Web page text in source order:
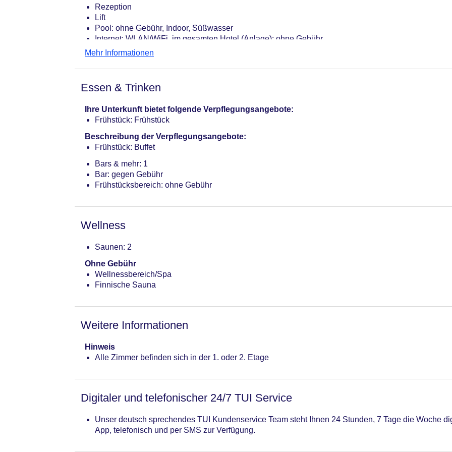
Rezeption
Lift
Pool: ohne Gebühr, Indoor, Süßwasser
Internet: WLAN/WiFi, im gesamten Hotel (Anlage): ohne Gebühr
Zahlungsarten: TUI Card / VISA, MasterCard, American Express, EC Karte/Maestro
Parkmöglichkeiten: Parkplatz (nach Verfügbarkeit), unbewacht: Barzahlung, pro Nacht ca. 10.00
Gebäudeanzahl: 1, Etagen: 5, Zimmer: 45
Mehr Informationen
Essen & Trinken
Ihre Unterkunft bietet folgende Verpflegungsangebote:
Frühstück: Frühstück
Beschreibung der Verpflegungsangebote:
Frühstück: Buffet
Bars & mehr: 1
Bar: gegen Gebühr
Frühstücksbereich: ohne Gebühr
Wellness
Saunen: 2
Ohne Gebühr
Wellnessbereich/Spa
Finnische Sauna
Weitere Informationen
Hinweis
Alle Zimmer befinden sich in der 1. oder 2. Etage
Digitaler und telefonischer 24/7 TUI Service
Unser deutsch sprechendes TUI Kundenservice Team steht Ihnen 24 Stunden, 7 Tage die Woche
App, telefonisch und per SMS zur Verfügung.